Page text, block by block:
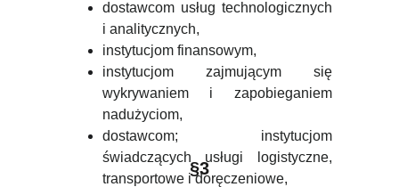
dostawcom usług technologicznych
i analitycznych,
instytucjom finansowym,
instytucjom zajmującym się
wykrywaniem i zapobieganiem
nadużyciom,
dostawcom; instytucjom
świadczących usługi logistyczne,
transportowe i doręczeniowe,
§3